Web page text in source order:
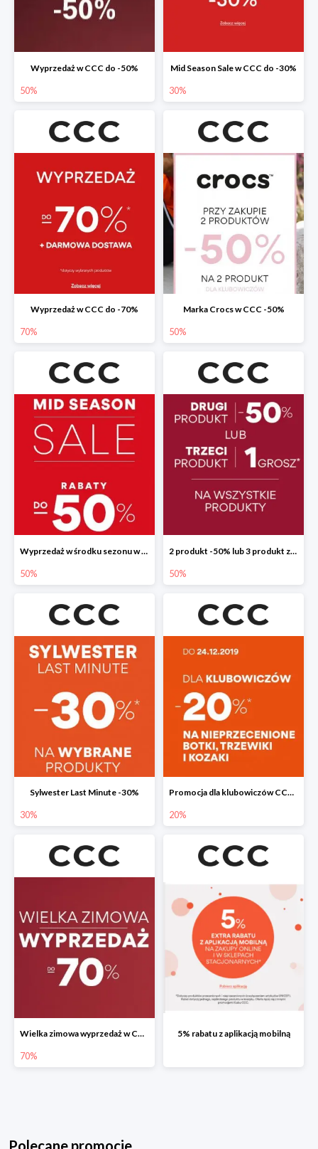
Wyprzedaż w CCC do -50%
50%
Mid Season Sale w CCC do -30%
30%
Wyprzedaż w CCC do -70%
70%
Marka Crocs w CCC -50%
50%
Wyprzedaż w środku sezonu w CCC do -50%
50%
2 produkt -50% lub 3 produkt za 1 grosz
50%
Sylwester Last Minute -30%
30%
Promocja dla klubowiczów CCC do -20%
20%
Wielka zimowa wyprzedaż w CCC do -70%
70%
5% rabatu z aplikacją mobilną